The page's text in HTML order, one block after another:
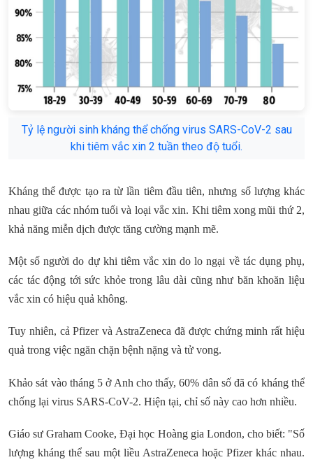
Tỷ lệ người sinh kháng thể chống virus SARS-CoV-2 sau
khi tiêm vắc xin 2 tuần theo độ tuổi.
Kháng thể được tạo ra từ lần tiêm đầu tiên, nhưng số lượng khác
nhau giữa các nhóm tuổi và loại vắc xin. Khi tiêm xong mũi thứ 2,
khả năng miễn dịch được tăng cường mạnh mẽ.
Một số người do dự khi tiêm vắc xin do lo ngại về tác dụng phụ,
các tác động tới sức khỏe trong lâu dài cũng như băn khoăn liệu
vắc xin có hiệu quả không.
Tuy nhiên, cả Pfizer và AstraZeneca đã được chứng minh rất hiệu
quả trong việc ngăn chặn bệnh nặng và tử vong.
Khảo sát vào tháng 5 ở Anh cho thấy, 60% dân số đã có kháng thể
chống lại virus SARS-CoV-2. Hiện tại, chỉ số này cao hơn nhiều.
Giáo sư Graham Cooke, Đại học Hoàng gia London, cho biết: "Số
lượng kháng thể sau một liều AstraZeneca hoặc Pfizer khác nhau.